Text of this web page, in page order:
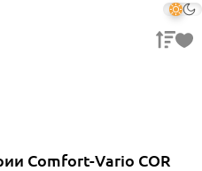
Comfort-Vario COR